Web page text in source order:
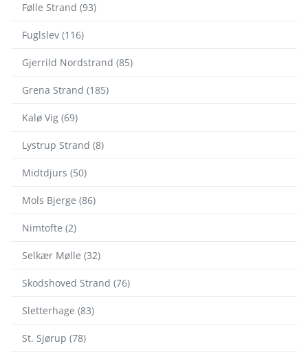
Følle Strand (93)
Fuglslev (116)
Gjerrild Nordstrand (85)
Grena Strand (185)
Kalø Vig (69)
Lystrup Strand (8)
Midtdjurs (50)
Mols Bjerge (86)
Nimtofte (2)
Selkær Mølle (32)
Skodshoved Strand (76)
Sletterhage (83)
St. Sjørup (78)